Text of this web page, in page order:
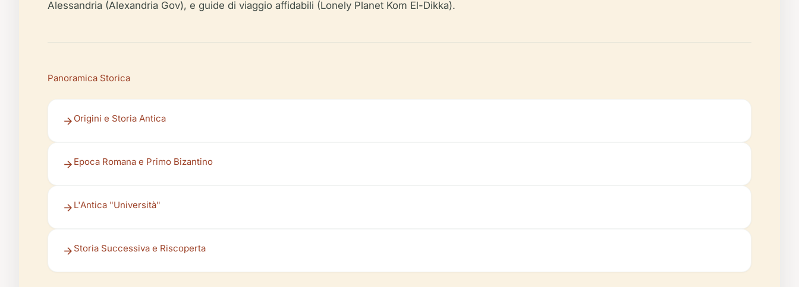
Alessandria (Alexandria Gov), e guide di viaggio affidabili (Lonely Planet Kom El-Dikka).
Panoramica Storica
Origini e Storia Antica
Epoca Romana e Primo Bizantino
L'Antica "Università"
Storia Successiva e Riscoperta